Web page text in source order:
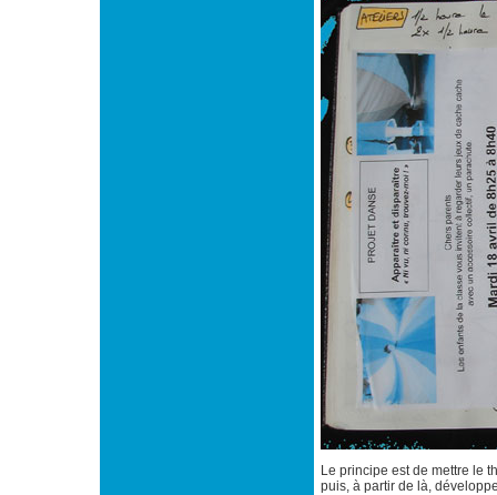
Le principe est de mettre le
puis, à partir de là,